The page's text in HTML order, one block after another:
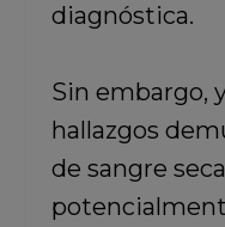
diagnóstica.
Sin embargo,
hallazgos
de sangre